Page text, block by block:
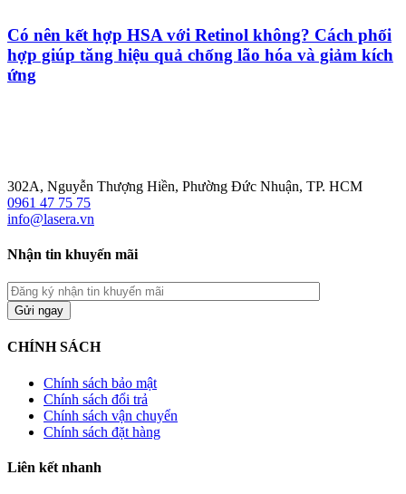
Có nên kết hợp HSA với Retinol không? Cách phối
hợp giúp tăng hiệu quả chống lão hóa và giảm kích
ứng
302A, Nguyễn Thượng Hiền, Phường Đức Nhuận, TP. HCM
0961 47 75 75
info@lasera.vn
Nhận tin khuyến mãi
CHÍNH SÁCH
Chính sách bảo mật
Chính sách đổi trả
Chính sách vận chuyển
Chính sách đặt hàng
Liên kết nhanh